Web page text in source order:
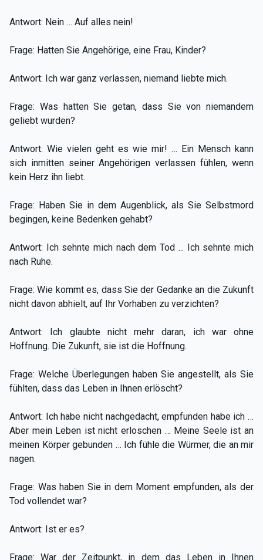
Antwort: Nein … Auf alles nein!
Frage: Hatten Sie Angehörige, eine Frau, Kinder?
Antwort: Ich war ganz verlassen, niemand liebte mich.
Frage: Was hatten Sie getan, dass Sie von niemandem
geliebt wurden?
Antwort: Wie vielen geht es wie mir! … Ein Mensch kann
sich inmitten seiner Angehörigen verlassen fühlen, wenn
kein Herz ihn liebt.
Frage: Haben Sie in dem Augenblick, als Sie Selbstmord
begingen, keine Bedenken gehabt?
Antwort: Ich sehnte mich nach dem Tod ... Ich sehnte mich
nach Ruhe.
Frage: Wie kommt es, dass Sie der Gedanke an die Zukunft
nicht davon abhielt, auf Ihr Vorhaben zu verzichten?
Antwort: Ich glaubte nicht mehr daran, ich war ohne
Hoffnung. Die Zukunft, sie ist die Hoffnung.
Frage: Welche Überlegungen haben Sie angestellt, als Sie
fühlten, dass das Leben in Ihnen erlöscht?
Antwort: Ich habe nicht nachgedacht, empfunden habe ich …
Aber mein Leben ist nicht erloschen … Meine Seele ist an
meinen Körper gebunden … Ich fühle die Würmer, die an mir
nagen.
Frage: Was haben Sie in dem Moment empfunden, als der
Tod vollendet war?
Antwort: Ist er es?
Frage: War der Zeitpunkt, in dem das Leben in Ihnen